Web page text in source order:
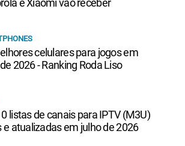
e Xiaomi vão receber
celulares para jogos em
2026 - Ranking Roda Liso
listas de canais para IPTV (M3U)
e atualizadas em julho de 2026